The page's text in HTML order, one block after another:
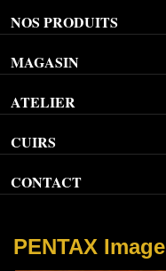
NOS PRODUITS
MAGASIN
ATELIER
CUIRS
CONTACT
PENTAX Image